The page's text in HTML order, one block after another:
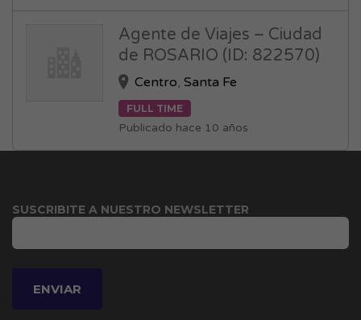
Agente de Viajes – Ciudad
de ROSARIO (ID: 822570)
Centro,Santa Fe
FULL TIME
Publicado hace 10 años
SUSCRIBITE A NUESTRO NEWSLETTER